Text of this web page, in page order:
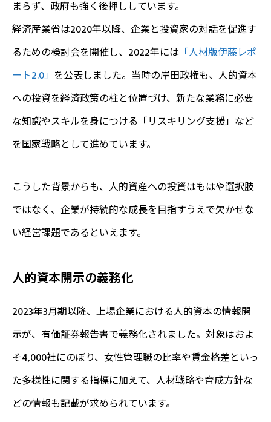
まらず、政府も強く後押ししています。
経済産業省は2020年以降、企業と投資家の対話を促進す
るための検討会を開催し、2022年には 「人材版伊藤レポ
ート2.0」 を公表しました。当時の岸田政権も、人的資本
への投資を経済政策の柱と位置づけ、新たな業務に必要
な知識やスキルを身につける「リスキリング支援」など
を国家戦略として進めています。
こうした背景からも、人的資産への投資はもはや選択肢
ではなく、企業が持続的な成長を目指すうえで欠かせな
い経営課題であるといえます。
人的資本開示の義務化
2023年3月期以降、上場企業における人的資本の情報開
示が、有価証券報告書で義務化されました。対象はおよ
そ4,000社にのぼり、女性管理職の比率や賃金格差といっ
た多様性に関する指標に加えて、人材戦略や育成方針な
どの情報も記載が求められています。